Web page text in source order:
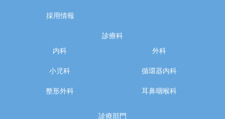
採用情報
診療科
内科
外科
小児科 循環器内科
整形外科 耳鼻咽喉科
診療部門